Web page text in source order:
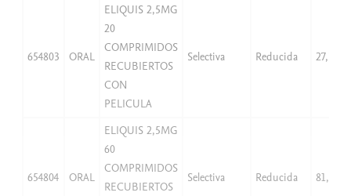
654803 ORAL
ELIQUIS 2,5MG
20
COMPRIMIDOS
RECUBIERTOS
CON
PELICULA
Selectiva Reducida 27,32
654804 ORAL
ELIQUIS 2,5MG
60
COMPRIMIDOS
RECUBIERTOS
Selectiva Reducida 81,96